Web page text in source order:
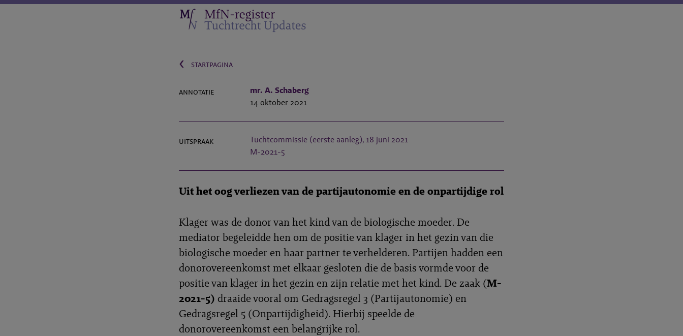
‹ startpagina
annotatie
mr. A. Schaberg
14 oktober 2021
uitspraak
Tuchtcommissie (eerste aanleg), 18 juni 2021
M-2021-5
Uit het oog verliezen van de partijautonomie en de onpartijdige rol
Klager was de donor van het kind van de biologische moeder. De
mediator begeleidde hen om de positie van klager in het gezin van die
biologische moeder en haar partner te verhelderen. Partijen hadden een
donorovereenkomst met elkaar gesloten die de basis vormde voor de
positie van klager in het gezin en zijn relatie met het kind. De zaak (M-
2021-5) draaide vooral om Gedragsregel 3 (Partijautonomie) en
Gedragsregel 5 (Onpartijdigheid). Hierbij speelde de
donorovereenkomst een belangrijke rol.